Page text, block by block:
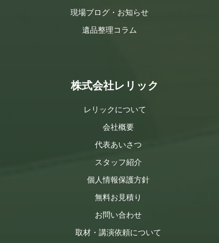
現場ブログ・お知らせ
遺品整理コラム
株式会社レリック
レリックについて
会社概要
代表あいさつ
スタッフ紹介
個人情報保護方針
無料お見積り
お問い合わせ
取材・講演依頼について